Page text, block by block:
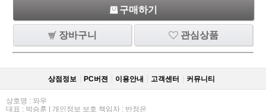
구매하기
장바구니 관심상품
상점정보 PC버젼 이용안내 고객센터 커뮤니티
상호명 : 와우
대표 : 박승훈 | 개인정보 보호 책임자 : 반정은